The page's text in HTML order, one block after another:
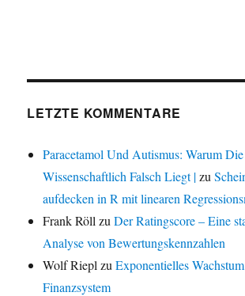
LETZTE KOMMENTARE
Paracetamol Und Autismus: Warum
Wissenschaftlich Falsch Liegt |zu
aufdecken in R mit linearen
Frank Röll zuDer Ratingscore – Eine
Analyse von Bewertungskennzahlen
Wolf Riepl zuExponentielles
Finanzsystem